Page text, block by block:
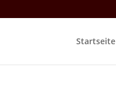
Startseite